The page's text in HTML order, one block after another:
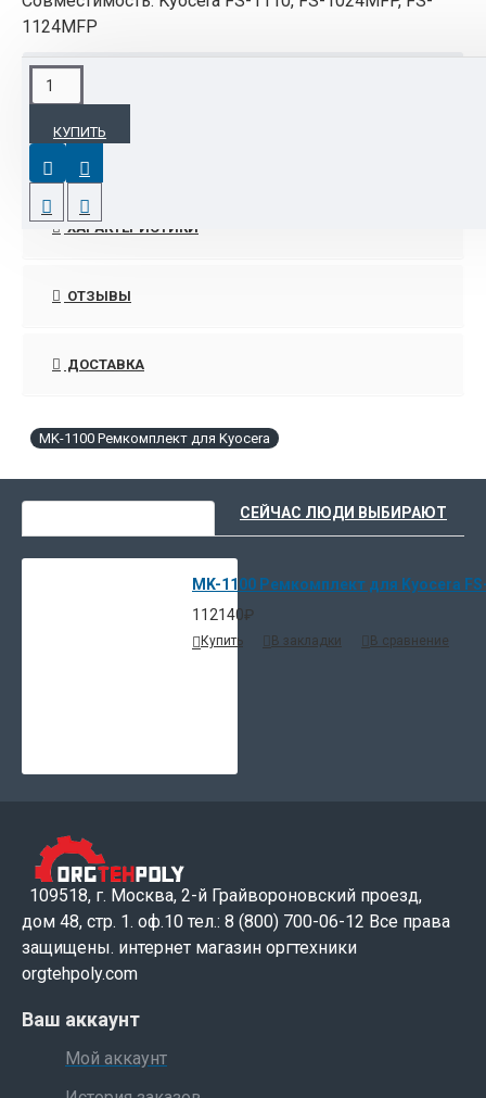
1124MFP
КУПИТЬ
Комплектность ремкомплекта Kyocera MК-1100:
DK-1105 Блок фотобарабана - 1 шт.
DV-1100 Блок проявки - 1 шт.
ХАРАКТЕРИСТИКИ
ОТЗЫВЫ
ДОСТАВКА
MK-1100 Ремкомплект для Kyocera
СЕЙЧАС ЛЮДИ ВЫБИРАЮТ
MK-1100 Ремкомплект для Kyocera
112140₽
Купить В закладки В сравнение
109518, г. Москва, 2-й Грайвороновский проезд,
дом 48, стр. 1. оф.10 тел.: 8 (800) 700-06-12 Все права
защищены. интернет магазин оргтехники
orgtehpoly.com
Ваш аккаунт
Мой аккаунт